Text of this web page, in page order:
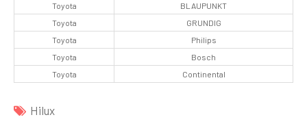
Toyota
BLAUPUNKT
Toyota
GRUNDIG
Toyota
Philips
Toyota
Bosch
Toyota
Continental
Hilux